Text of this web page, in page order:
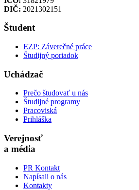
DIČ: 2021302151
Študent
EZP: Záverečné práce
Študijný poriadok
Uchádzač
Prečo študovať u nás
Študijné programy
Pracoviská
Prihláška
Verejnosť
a média
PR Kontakt
Napísali o nás
Kontakty